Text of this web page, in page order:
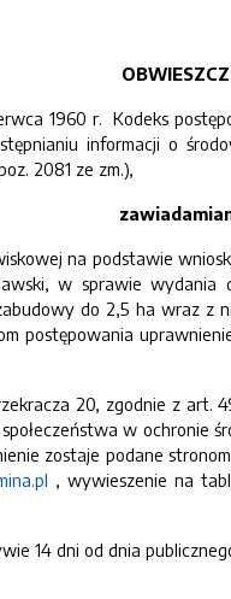
1960 r. Kodeks
informacji o
2081 ze zm.),
na podstawie
w sprawie wydania
do 2,5 ha wraz z
postępowania
20, zgodnie z
w ochronie
zostaje podane
, wywieszenie na
14 dni od dnia